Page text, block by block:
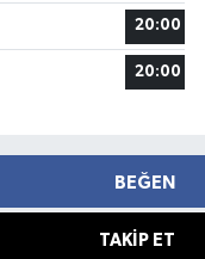
20:00
20:00
BEĞEN
TAKIP ET